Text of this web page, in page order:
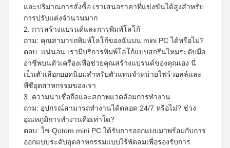
และปริมาณการสั่งซื้อ เราเสนอราคาที่แข่งขันได้สูงสำหรับ
การปรับแต่งจำนวนมาก
2. การสร้างแบรนด์และการพิมพ์โลโก้
ถาม: คุณสามารถพิมพ์โลโก้ของฉันบน mini PC ได้หรือไม่?
ตอบ: แน่นอน เรามีบริการพิมพ์โลโก้แบบสกรีนไหมระดับมือ
อาชีพบนตัวเครื่องเพื่อช่วยคุณสร้างแบรนด์ของคุณเอง นี่
เป็นตัวเลือกยอดนิยมสำหรับตัวแทนจำหน่ายไฟร์วอลล์และ
พีซีอุตสาหกรรมของเรา
3. ความน่าเชื่อถือและสภาพแวดล้อมการทำงาน
ถาม: อุปกรณ์สามารถทำงานได้ตลอด 24/7 หรือไม่? ช่วง
อุณหภูมิการทำงานคือเท่าใด?
ตอบ: ใช่ Qotom mini PC ได้รับการออกแบบมาพร้อมกับการ
ออกแบบระดับอุตสาหกรรมแบบไร้พัดลมเพื่อรองรับการ